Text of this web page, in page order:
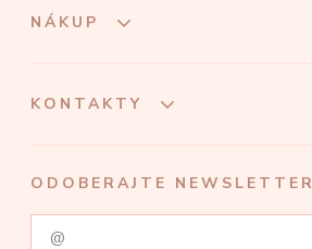
NÁKUP
KONTAKTY
ODOBERAJTE NEWSLETTER